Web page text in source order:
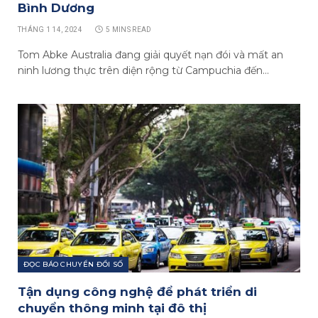
Bình Dương
THÁNG 1 14, 2024 5 MINS READ
Tom Abke Australia đang giải quyết nạn đói và mất an
ninh lương thực trên diện rộng từ Campuchia đến…
ĐỌC BÁO CHUYỂN ĐỔI SỐ
Tận dụng công nghệ để phát triển di
chuyển thông minh tại đô thị